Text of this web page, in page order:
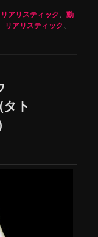
アリスティック 、動
リアリスティック
ト